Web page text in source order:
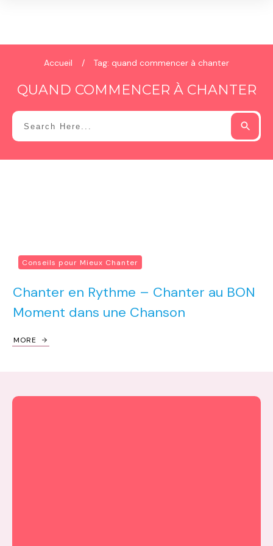
Accueil / Tag: quand commencer à chanter
QUAND COMMENCER À CHANTER
Conseils pour Mieux Chanter
Chanter en Rythme – Chanter au BON
Moment dans une Chanson
MORE